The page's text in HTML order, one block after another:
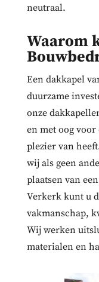
neutraal.
Waarom
Een dakkapel
duurzame
onze
en met oog
plezier van
wij als geen
plaatsen van
Verkerk kunt u
vakmanschap,
Wij werken
materialen en